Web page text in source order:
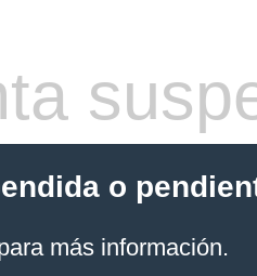
o
más información.